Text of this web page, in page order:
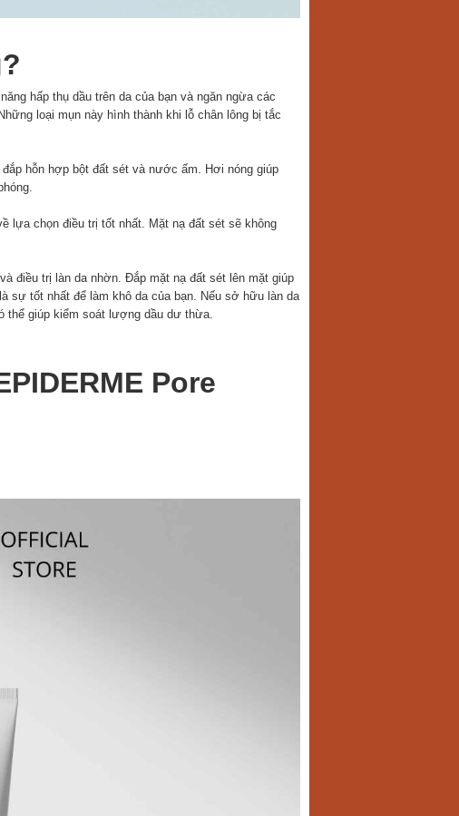
hấp thụ dầu trên da của bạn và ngăn ngừa các
loại mụn này hình thành khi lỗ chân lông bị tắc
hỗn hợp bột đất sét và nước ấm. Hơi nóng giúp
lựa chọn điều trị tốt nhất. Mặt nạ đất sét sẽ không
điều trị làn da nhờn. Đắp mặt nạ đất sét lên mặt giúp
sự tốt nhất để làm khô da của bạn. Nếu sở hữu làn da
thể giúp kiểm soát lượng dầu dư thừa.
Pore